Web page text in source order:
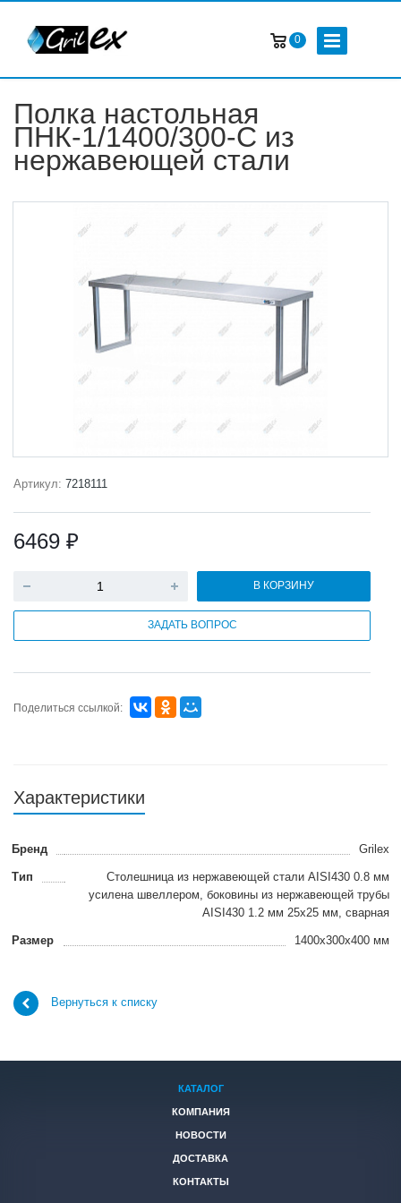
0
Полка настольная
ПНК-1/1400/300-С из
нержавеющей стали
Артикул: 7218111
6469 ₽
В КОРЗИНУ
ЗАДАТЬ ВОПРОС
Поделиться ссылкой:
Характеристики
Бренд Grilex
Тип
Столешница из нержавеющей стали AISI430 0.8 мм
усилена швеллером, боковины из нержавеющей трубы
AISI430 1.2 мм 25х25 мм, сварная
Размер 1400х300х400 мм
Вернуться к списку
КАТАЛОГ
КОМПАНИЯ
НОВОСТИ
ДОСТАВКА
КОНТАКТЫ